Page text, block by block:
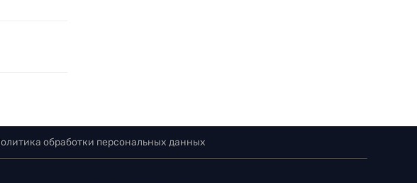
обработки персональных данных